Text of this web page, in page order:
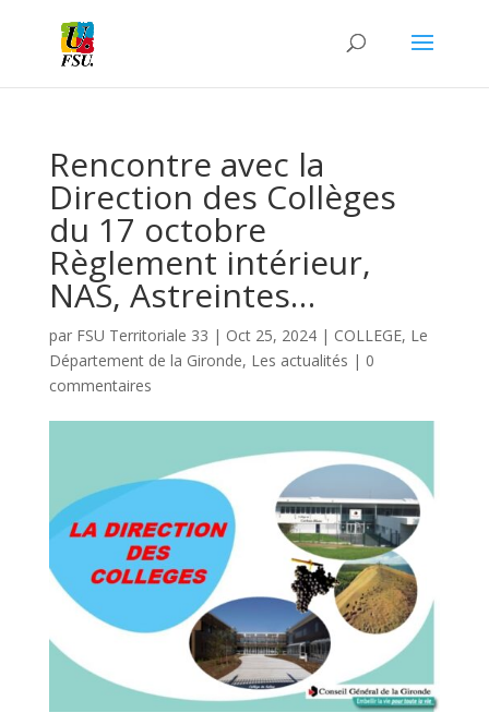
Rencontre avec la
Direction des Collèges
du 17 octobre
Règlement intérieur,
NAS, Astreintes…
par FSU Territoriale 33 | Oct 25, 2024| COLLEGE, Le
Département de la Gironde, Les actualités | 0
commentaires